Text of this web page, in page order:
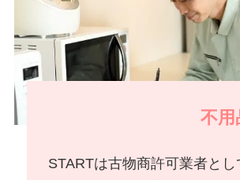
不用
STARTは古物商許可業者と